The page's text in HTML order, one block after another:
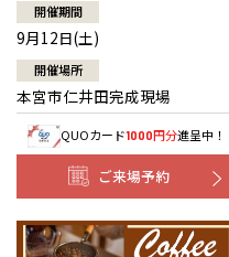
開催期間
9月12日(土)
開催場所
本宮市仁井田完成現場
QUOカード1000円分進呈中！
ご来場予約